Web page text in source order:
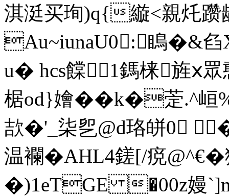
淇涏买珣)q{縼<親灹
Au~iunaU0:瞗�&臽
u� hcs饓1鎷梾旌ⅹ
椐od}嬒��k�萣.^峘
欯�'_柒乮@d珞皏0
温襴�AHL4鎈[/痥
�)1eTGE �00z嫚